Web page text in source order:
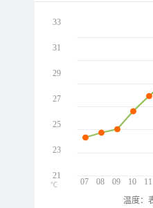
07 08 09 10 11
33
31
29
27
25
23
21
℃
温度：